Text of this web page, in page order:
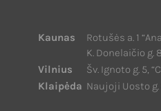
Kaunas
Rotušės a. 1
K. Donelaičio g.
Vilnius
Šv. Ignoto g. 5,
Klaipėda Naujoji Uosto g.